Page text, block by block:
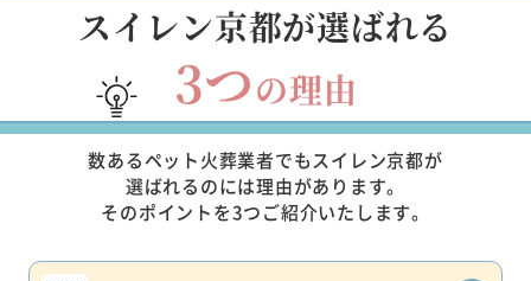
スイレン京都が選ばれる
3つの理由
数あるペット火葬業者でもスイレン京都が
選ばれるのには理由があります。
そのポイントを3つご紹介いたします。